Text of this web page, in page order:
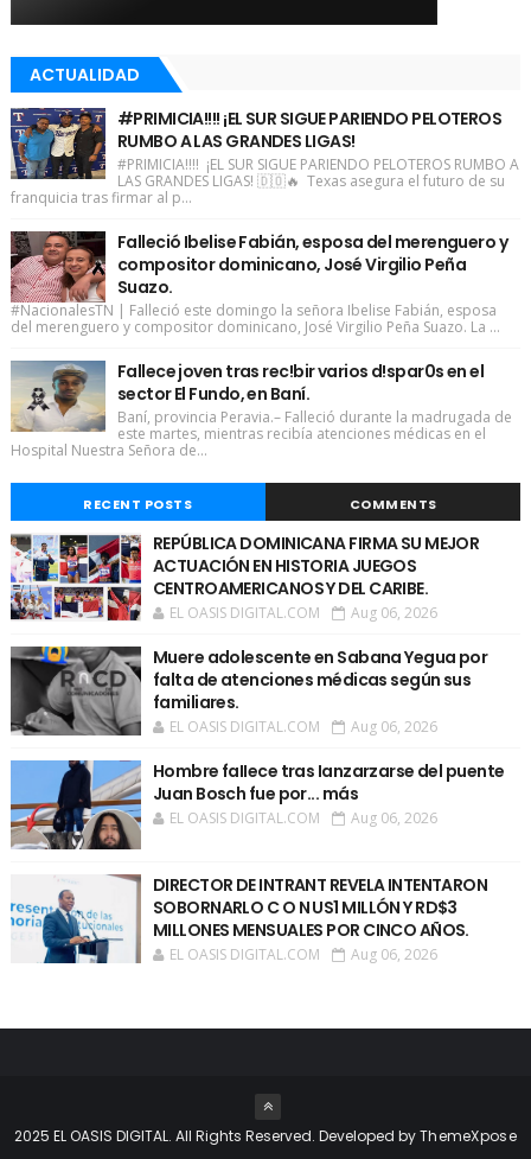
ACTUALIDAD
#PRIMICIA!!!! ¡EL SUR SIGUE PARIENDO PELOTEROS
RUMBO A LAS GRANDES LIGAS!
#PRIMICIA!!!! ¡EL SUR SIGUE PARIENDO PELOTEROS RUMBO A
LAS GRANDES LIGAS! 🇩🇴🔥 Texas asegura el futuro de su
franquicia tras firmar al p...
Falleció Ibelise Fabián, esposa del merenguero y
compositor dominicano, José Virgilio Peña
Suazo.
#NacionalesTN | Falleció este domingo la señora Ibelise Fabián, esposa
del merenguero y compositor dominicano, José Virgilio Peña Suazo. La ...
Fallece joven tras rec!bir varios d!spar0s en el
sector El Fundo, en Baní.
Baní, provincia Peravia.– Falleció durante la madrugada de
este martes, mientras recibía atenciones médicas en el
Hospital Nuestra Señora de...
RECENT POSTS COMMENTS
REPÚBLICA DOMINICANA FIRMA SU MEJOR
ACTUACIÓN EN HISTORIA JUEGOS
CENTROAMERICANOS Y DEL CARIBE.
EL OASIS DIGITAL.COM Aug 06, 2026
Muere adolescente en Sabana Yegua por
falta de atenciones médicas según sus
familiares.
EL OASIS DIGITAL.COM Aug 06, 2026
Hombre faIIece tras Ianzarzarse del puente
Juan Bosch fue por... más
EL OASIS DIGITAL.COM Aug 06, 2026
DIRECTOR DE INTRANT REVELA INTENTARON
SOBORNARLO C O N US1 MILLÓN Y RD$3
MILLONES MENSUALES POR CINCO AÑOS.
EL OASIS DIGITAL.COM Aug 06, 2026
2025 EL OASIS DIGITAL. All Rights Reserved. Developed byThemeXpose